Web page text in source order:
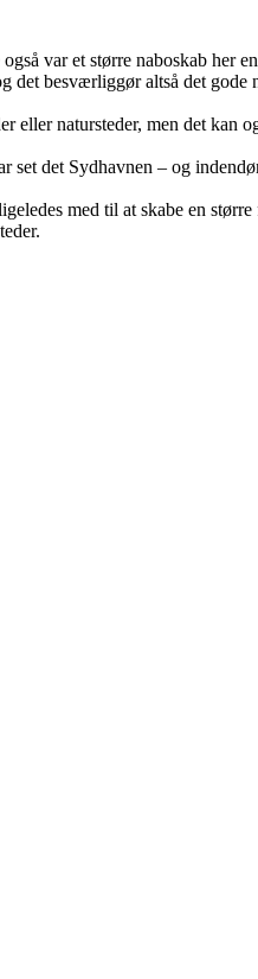
var et større naboskab her
besværliggør altså det gode
eller natursteder, men det kan
det Sydhavnen – og
med til at skabe en